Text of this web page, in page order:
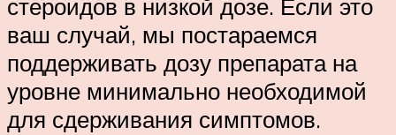
стероидов в низкой дозе. Если это
ваш случай, мы постараемся
поддерживать дозу препарата на
уровне минимально необходимой
для сдерживания симптомов.